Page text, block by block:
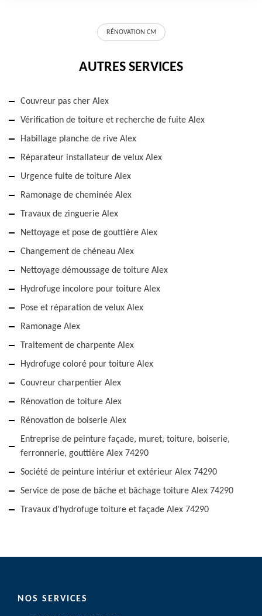
RÉNOVATION CM
AUTRES SERVICES
Couvreur pas cher Alex
Vérification de toiture et recherche de fuite Alex
Habillage planche de rive Alex
Réparateur installateur de velux Alex
Urgence fuite de toiture Alex
Ramonage de cheminée Alex
Travaux de zinguerie Alex
Nettoyage et pose de gouttière Alex
Changement de chéneau Alex
Nettoyage démoussage de toiture Alex
Hydrofuge incolore pour toiture Alex
Pose et réparation de velux Alex
Ramonage Alex
Traitement de charpente Alex
Hydrofuge coloré pour toiture Alex
Couvreur charpentier Alex
Rénovation de toiture Alex
Rénovation de boiserie Alex
Entreprise de peinture façade, muret, toiture, boiserie,
ferronnerie, gouttière Alex 74290
Société de peinture intériur et extérieur Alex 74290
Service de pose de bâche et bâchage toiture Alex 74290
Travaux d'hydrofuge toiture et façade Alex 74290
NOS SERVICES